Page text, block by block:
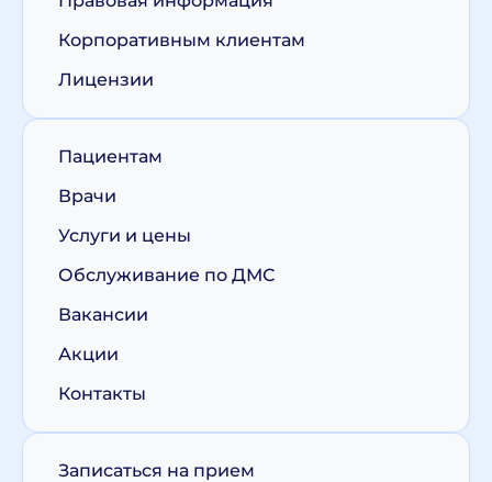
Корпоративным клиентам
Лицензии
Пациентам
Врачи
Услуги и цены
Обслуживание по ДМС
Вакансии
Акции
Контакты
Записаться на прием